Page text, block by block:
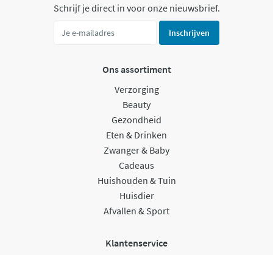
Schrijf je direct in voor onze nieuwsbrief.
Inschrijven
Ons assortiment
Verzorging
Beauty
Gezondheid
Eten & Drinken
Zwanger & Baby
Cadeaus
Huishouden & Tuin
Huisdier
Afvallen & Sport
Klantenservice